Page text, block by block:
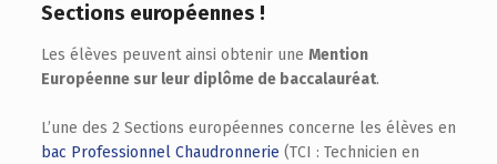
Sections européennes !
Les élèves peuvent ainsi obtenir une Mention
Européenne sur leur diplôme de baccalauréat.
L’une des 2 Sections européennes concerne les élèves en
bac Professionnel Chaudronnerie (TCI : Technicien en